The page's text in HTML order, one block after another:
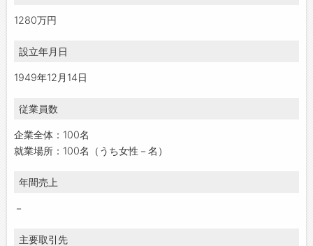
1280万円
設立年月日
1949年12月14日
従業員数
企業全体：100名
就業場所：100名（うち女性－名）
年間売上
－
主要取引先